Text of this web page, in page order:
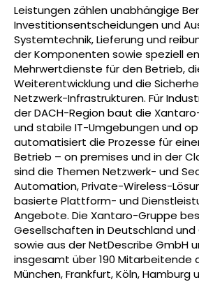
Leistungen zählen unabhängige
Investitionsentscheidungen und
Systemtechnik, Lieferung und
der Komponenten sowie speziell
Mehrwertdienste für den Betrieb,
Weiterentwicklung und die
Netzwerk-Infrastrukturen. Für
der DACH-Region baut die
und stabile IT-Umgebungen und
automatisiert die Prozesse für
Betrieb – on premises und in der
sind die Themen Netzwerk- und
Automation, Private-Wireless-
basierte Plattform- und
Angebote. Die Xantaro-Gruppe
Gesellschaften in Deutschland
sowie aus der NetDescribe GmbH
insgesamt über 190 Mitarbeitende
München, Frankfurt, Köln, Hamburg